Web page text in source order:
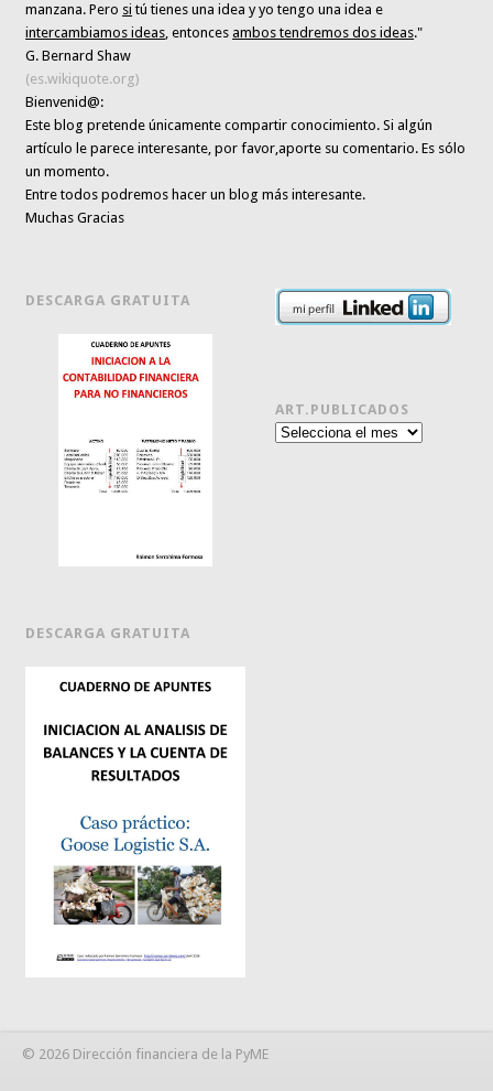
manzana. Pero si tú tienes una idea y yo tengo una idea e
intercambiamos ideas, entoncesambos tendremos dos ideas."
G. Bernard Shaw
(es.wikiquote.org)
Bienvenid@:
Este blog pretende únicamentecompartir conocimiento. Si algún
artículo le parece interesante,por favor,aporte su comentario. Es sólo
un momento.
Entre todos podremos hacer un blog más interesante.
Muchas Gracias
DESCARGA GRATUITA
DESCARGA GRATUITA
ART.PUBLICADOS
Art.publicados
© 2026 Dirección financiera de la PyME